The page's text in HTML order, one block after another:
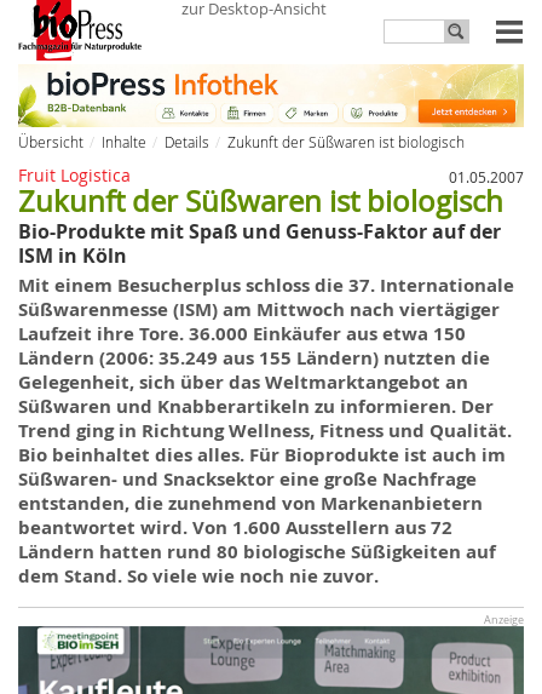
zur Desktop-Ansicht
Übersicht Inhalte Details Zukunft der Süßwaren ist biologisch
Fruit Logistica 01.05.2007
Zukunft der Süßwaren ist biologisch
Bio-Produkte mit Spaß und Genuss-Faktor auf der
ISM in Köln
Mit einem Besucherplus schloss die 37. Internationale
Süßwarenmesse (ISM) am Mittwoch nach viertägiger
Laufzeit ihre Tore. 36.000 Einkäufer aus etwa 150
Ländern (2006: 35.249 aus 155 Ländern) nutzten die
Gelegenheit, sich über das Weltmarktangebot an
Süßwaren und Knabberartikeln zu informieren. Der
Trend ging in Richtung Wellness, Fitness und Qualität.
Bio beinhaltet dies alles. Für Bioprodukte ist auch im
Süßwaren- und Snacksektor eine große Nachfrage
entstanden, die zunehmend von Markenanbietern
beantwortet wird. Von 1.600 Ausstellern aus 72
Ländern hatten rund 80 biologische Süßigkeiten auf
dem Stand. So viele wie noch nie zuvor.
Anzeige